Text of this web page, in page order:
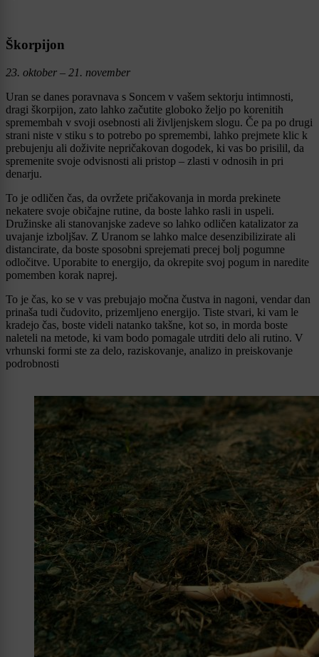
Škorpijon
23. oktober – 21. november
Uran se danes poravnava s Soncem v vašem sektorju intimnosti,
dragi škorpijon, zato lahko začutite globoko željo po korenitih
spremembah v svoji osebnosti ali življenjskem slogu. Če pa po drugi
strani niste v stiku s to potrebo po spremembi, lahko prejmete klic k
prebujenju ali doživite nepričakovan dogodek, ki vas bo prisilil, da
spremenite svoje odvisnosti ali pristop – zlasti v odnosih in pri
denarju.
To je odličen čas, da ovržete pričakovanja in morda prekinete
nekatere svoje običajne rutine, da boste lahko rasli in uspeli.
Družinske ali stanovanjske zadeve so lahko odličen katalizator za
uvajanje izboljšav. Z Uranom se lahko malce desenzibilizirate ali
distancirate, da boste sposobni sprejemati precej bolj pogumne
odločitve. Uporabite to energijo, da okrepite svoj pogum in naredite
pomemben korak naprej.
To je čas, ko se v vas prebujajo močna čustva in nagoni, vendar dan
prinaša tudi čudovito, prizemljeno energijo. Tiste stvari, ki vam le
kradejo čas, boste videli natanko takšne, kot so, in morda boste
naleteli na metode, ki vam bodo pomagale utrditi delo ali rutino. V
vrhunski formi ste za delo, raziskovanje, analizo in preiskovanje
podrobnosti